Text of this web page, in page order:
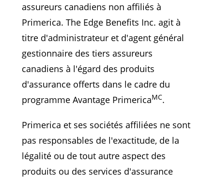
assureurs canadiens non affiliés à
Primerica. The Edge Benefits Inc. agit à
titre d'administrateur et d'agent général
gestionnaire des tiers assureurs
canadiens à l'égard des produits
d'assurance offerts dans le cadre du
programme Avantage PrimericaMC.
Primerica et ses sociétés affiliées ne sont
pas responsables de l'exactitude, de la
légalité ou de tout autre aspect des
produits ou des services d'assurance